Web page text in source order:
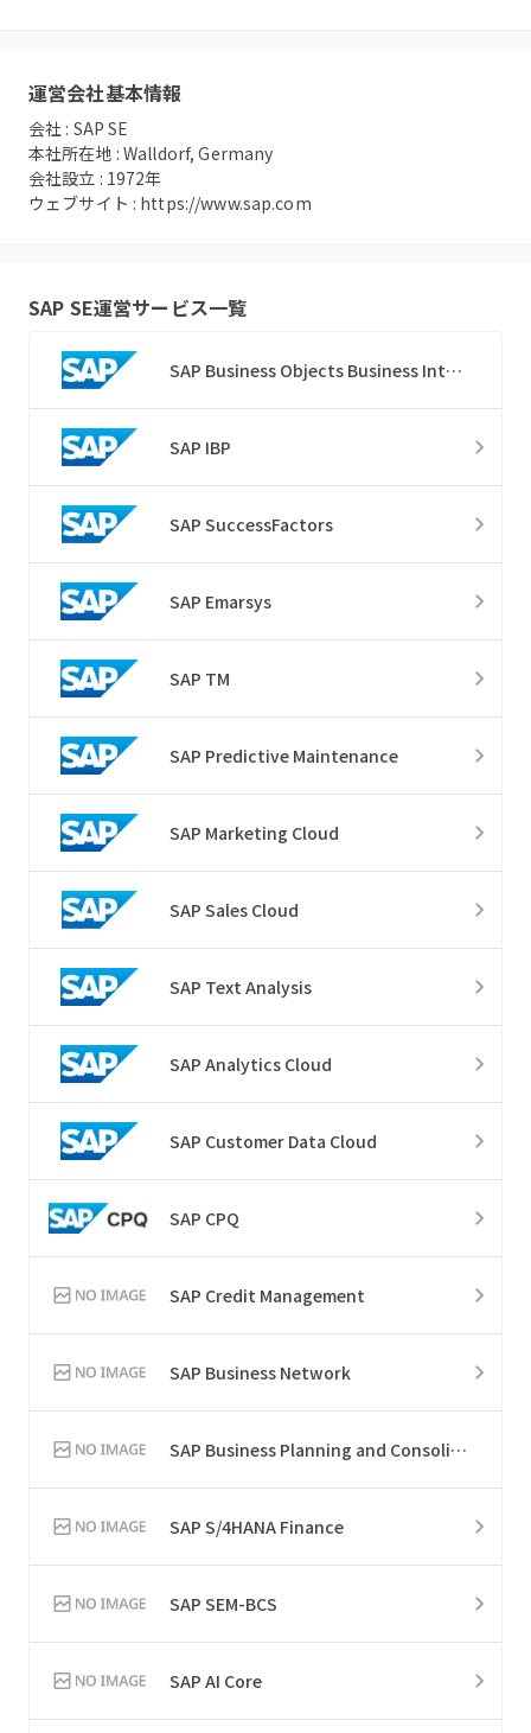
運営会社基本情報
会社 : SAP SE
本社所在地 :Walldorf, Germany
会社設立 : 1972年
ウェブサイト : https://www.sap.com
SAP SE運営サービス一覧
SAP Business Objects Business Intelligence
SAP IBP
SAP SuccessFactors
SAP Emarsys
SAP TM
SAP Predictive Maintenance
SAP Marketing Cloud
SAP Sales Cloud
SAP Text Analysis
SAP Analytics Cloud
SAP Customer Data Cloud
SAP CPQ
SAP Credit Management
SAP Business Network
SAP Business Planning and Consolidation
SAP S/4HANA Finance
SAP SEM-BCS
SAP AI Core